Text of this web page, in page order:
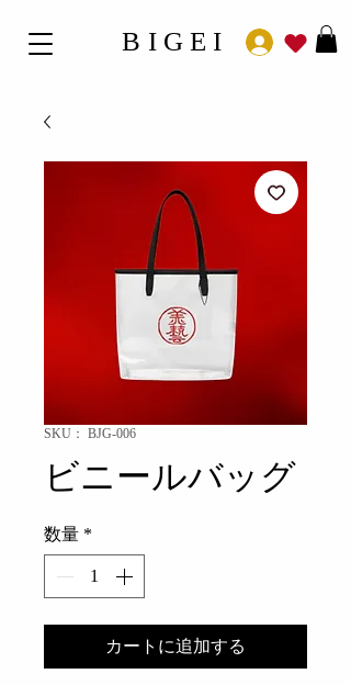
BIGEI
SKU： BJG-006
ビニールバッグ
数量 *
カートに追加する